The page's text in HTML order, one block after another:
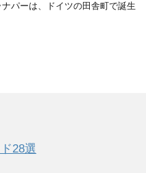
パーは、ドイツの田舎町で誕生
28選